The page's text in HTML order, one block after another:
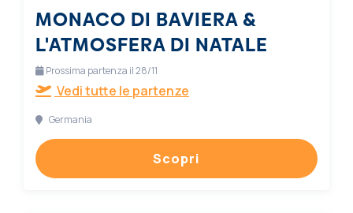
MONACO DI BAVIERA &
L'ATMOSFERA DI NATALE
Prossima partenza il 28/11
Vedi tutte le partenze
Germania
Scopri